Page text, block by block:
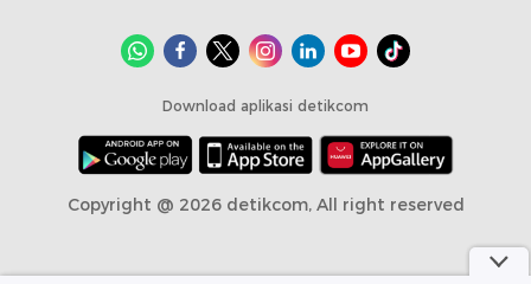
Download aplikasi detikcom
Copyright @ 2026 detikcom, All right reserved